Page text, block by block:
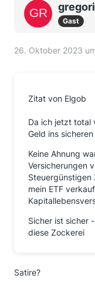
Gast
26. Oktober 2023
Zitat von Elgob
Da ich jetzt total
Geld ins
Keine Ahnung
Versicherungen
mein ETF
Sicher ist sicher
diese Zockerei
Satire?